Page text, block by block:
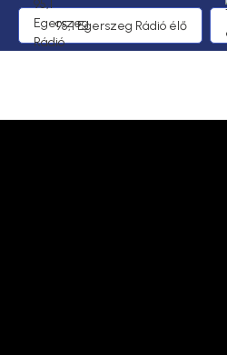
95,1 Egerszeg Rádió élő